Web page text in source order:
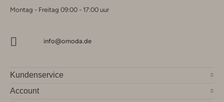
Montag - Freitag 09:00 - 17:00 uur
info@omoda.de
Kundenservice
Account